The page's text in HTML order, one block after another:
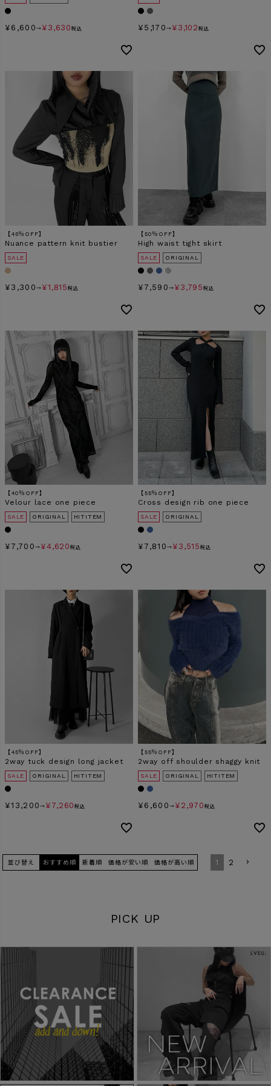
¥ 6,600 → ¥ 3,630 税込 ¥ 5,170 → ¥ 3,102 税込
【45％OFF】
Nuance pattern knit bustier
SALE
¥ 3,300 → ¥1,815 税込
【50％OFF】
High waist tight skirt
SALE ORIGINAL
¥ 7,590 → ¥ 3,795 税込
【40％OFF】
Velour lace one piece
SALE ORIGINAL HITITEM
¥ 7,700 → ¥4,620 税込
【55％OFF】
Cross design rib one piece
SALE ORIGINAL
¥ 7,810 → ¥ 3,515 税込
【45％OFF】
2way tuck design long jacket
SALE ORIGINAL HITITEM
¥13,200→ ¥ 7,260税込
【55％OFF】
2way off shoulder shaggy knit
SALE ORIGINAL HITITEM
¥ 6,600 → ¥ 2,970 税込
並び替え おすすめ順 新着順 価格が安い順 価格が高い順 1 2
PICK UP